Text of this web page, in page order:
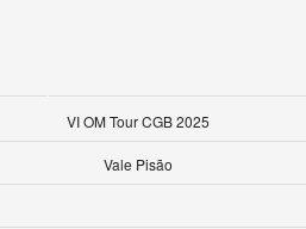
VI OM Tour CGB 2025
Vale Pisão